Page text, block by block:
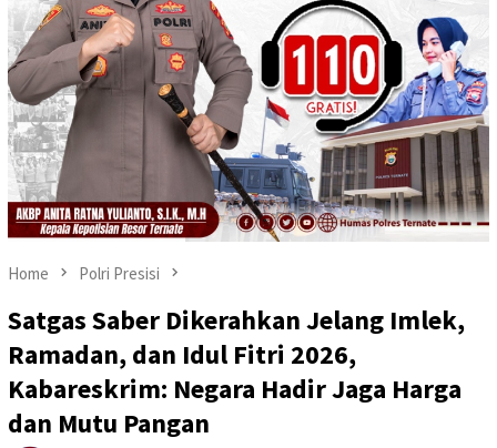
Home Polri Presisi
Satgas Saber Dikerahkan Jelang Imlek,
Ramadan, dan Idul Fitri 2026,
Kabareskrim: Negara Hadir Jaga Harga
dan Mutu Pangan